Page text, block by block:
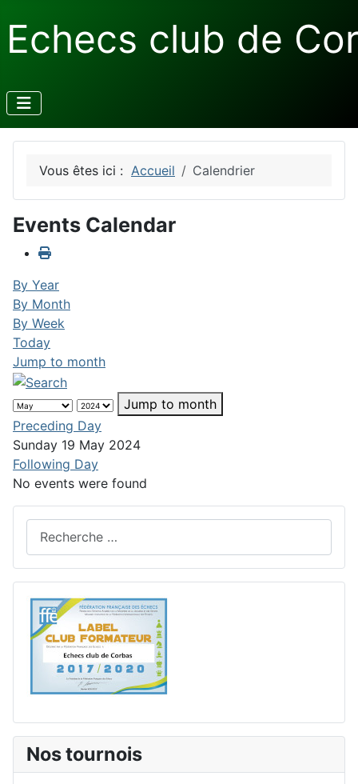
Echecs club de
Vous êtes ici : Accueil Calendrier
Events Calendar
By Year
By Month
By Week
Today
Jump to month
Jump to month
Preceding Day
Sunday 19 May 2024
Following Day
No events were found
Nos tournois